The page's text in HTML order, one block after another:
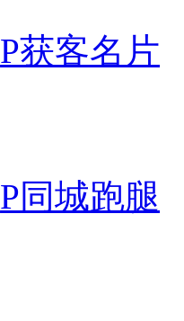
P获客名片
P同城跑腿